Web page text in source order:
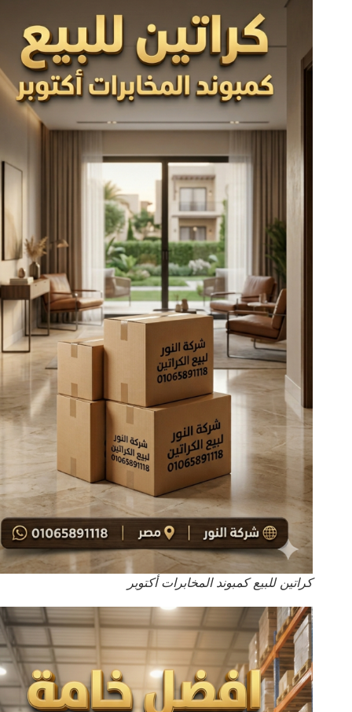
كراتين للبيع كمبوند المخابرات أكتوبر